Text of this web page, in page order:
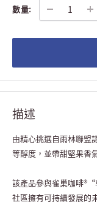
數量:
描述
由精心挑選自雨林聯盟
等醇度，並帶甜堅果香
該產品參與雀巢咖啡
社區擁有可持續發展的